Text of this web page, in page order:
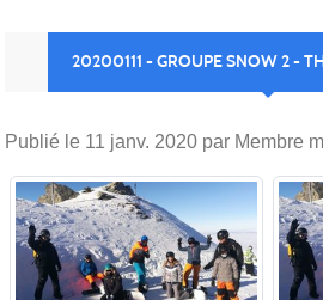
20200111 - GROUPE SNOW 2 -
Publié le 11 janv. 2020 par Membre